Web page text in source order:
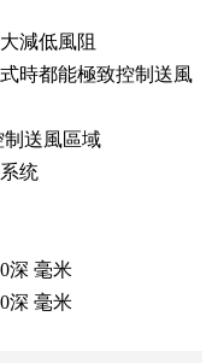
減低風阻
時都能極致控制送風
送風區域
统
深 毫米
深 毫米